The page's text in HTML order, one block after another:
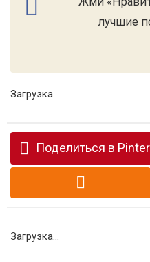
лучшие
Загрузка...
Поделиться в
Загрузка...